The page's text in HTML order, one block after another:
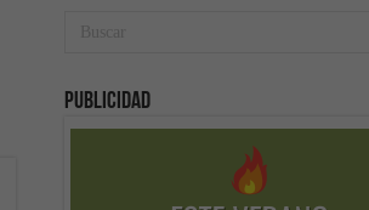
Publicidad